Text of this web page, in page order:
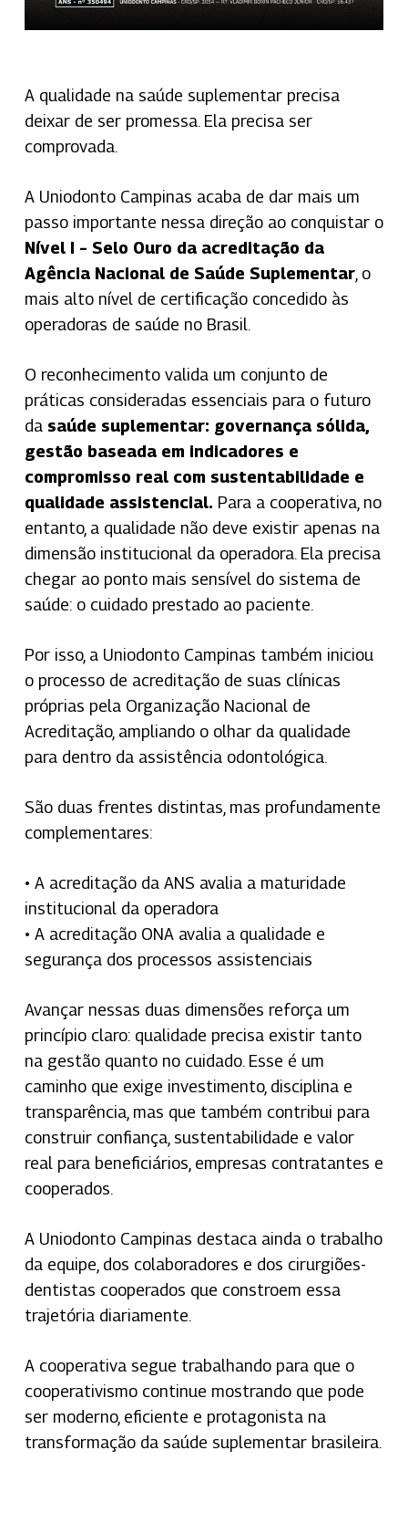
A qualidade na saúde suplementar precisa
deixar de ser promessa. Ela precisa ser
comprovada.
A Uniodonto Campinas acaba de dar mais um
passo importante nessa direção ao conquistar o
Nível I – Selo Ouro da acreditação da
Agência Nacional de Saúde Suplementar, o
mais alto nível de certificação concedido às
operadoras de saúde no Brasil.
O reconhecimento valida um conjunto de
práticas consideradas essenciais para o futuro
da saúde suplementar: governança sólida,
gestão baseada em indicadores e
compromisso real com sustentabilidade e
qualidade assistencial. Para a cooperativa, no
entanto, a qualidade não deve existir apenas na
dimensão institucional da operadora. Ela precisa
chegar ao ponto mais sensível do sistema de
saúde: o cuidado prestado ao paciente.
Por isso, a Uniodonto Campinas também iniciou
o processo de acreditação de suas clínicas
próprias pela Organização Nacional de
Acreditação, ampliando o olhar da qualidade
para dentro da assistência odontológica.
São duas frentes distintas, mas profundamente
complementares:
• A acreditação da ANS avalia a maturidade
institucional da operadora
• A acreditação ONA avalia a qualidade e
segurança dos processos assistenciais
Avançar nessas duas dimensões reforça um
princípio claro: qualidade precisa existir tanto
na gestão quanto no cuidado. Esse é um
caminho que exige investimento, disciplina e
transparência, mas que também contribui para
construir confiança, sustentabilidade e valor
real para beneficiários, empresas contratantes e
cooperados.
A Uniodonto Campinas destaca ainda o trabalho
da equipe, dos colaboradores e dos cirurgiões-
dentistas cooperados que constroem essa
trajetória diariamente.
A cooperativa segue trabalhando para que o
cooperativismo continue mostrando que pode
ser moderno, eficiente e protagonista na
transformação da saúde suplementar brasileira.